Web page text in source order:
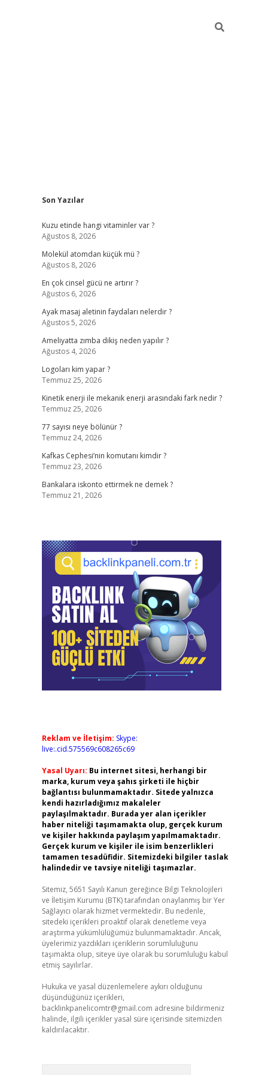
Sidebar
Son Yazılar
Kuzu etinde hangi vitaminler var ?
Ağustos 8, 2026
Molekül atomdan küçük mü ?
Ağustos 8, 2026
En çok cinsel gücü ne artırır ?
Ağustos 6, 2026
Ayak masaj aletinin faydaları nelerdir ?
Ağustos 5, 2026
Ameliyatta zımba dikiş neden yapılır ?
Ağustos 4, 2026
Logoları kim yapar ?
Temmuz 25, 2026
Kinetik enerji ile mekanik enerji arasındaki fark nedir ?
Temmuz 25, 2026
77 sayısı neye bölünür ?
Temmuz 24, 2026
Kafkas Cephesi’nin komutanı kimdir ?
Temmuz 23, 2026
Bankalara iskonto ettirmek ne demek ?
Temmuz 21, 2026
Reklam ve İletişim: Skype:
live:.cid.575569c608265c69
Yasal Uyarı: Bu internet sitesi, herhangi bir
marka, kurum veya şahıs şirketi ile hiçbir
bağlantısı bulunmamaktadır. Sitede yalnızca
kendi hazırladığımız makaleler
paylaşılmaktadır. Burada yer alan içerikler
haber niteliği taşımamakta olup, gerçek kurum
ve kişiler hakkında paylaşım yapılmamaktadır.
Gerçek kurum ve kişiler ile isim benzerlikleri
tamamen tesadüfidir. Sitemizdeki bilgiler taslak
halindedir ve tavsiye niteliği taşımazlar.
Sitemiz, 5651 Sayılı Kanun gereğince Bilgi Teknolojileri
ve İletişim Kurumu (BTK) tarafından onaylanmış bir Yer
Sağlayıcı olarak hizmet vermektedir. Bu nedenle,
sitedeki içerikleri proaktif olarak denetleme veya
araştırma yükümlülüğümüz bulunmamaktadır. Ancak,
üyelerimiz yazdıkları içeriklerin sorumluluğunu
taşımakta olup, siteye üye olarak bu sorumluluğu kabul
etmiş sayılırlar.
Hukuka ve yasal düzenlemelere aykırı olduğunu
düşündüğünüz içerikleri,
backlinkpanelicomtr@gmail.com adresine bildirmeniz
halinde, ilgili içerikler yasal süre içerisinde sitemizden
kaldırılacaktır.